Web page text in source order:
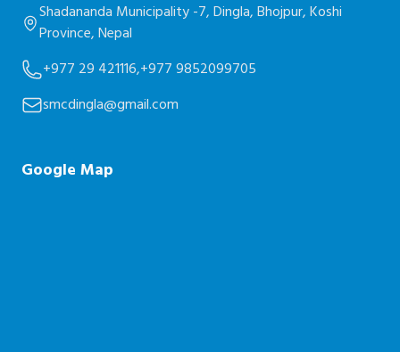
Shadananda Municipality -7, Dingla, Bhojpur, Koshi
Province, Nepal
+977 29 421116,+977 9852099705
smcdingla@gmail.com
Google Map